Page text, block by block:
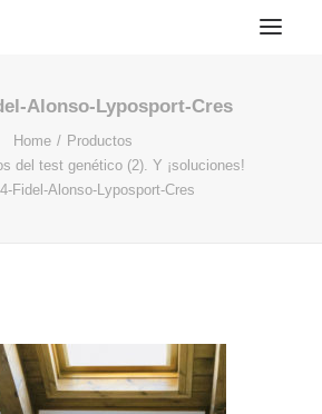
Alonso-Lyposport-Cres
Home
Productos
del test genético (2). Y ¡soluciones!
Fidel-Alonso-Lyposport-Cres